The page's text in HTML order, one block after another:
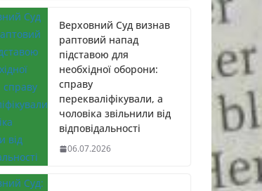
Верховний Суд визнав
раптовий напад
підставою для
необхідної оборони:
справу
перекваліфікували, а
чоловіка звільнили від
відповідальності
06.07.2026